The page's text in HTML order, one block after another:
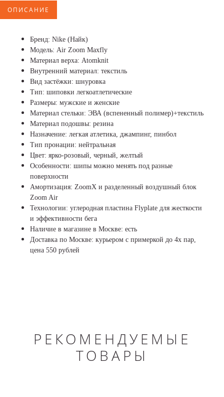
ОПИСАНИЕ
Бренд: Nike (Найк)
Модель: Air Zoom Maxfly
Материал верха: Atomknit
Внутренний материал: текстиль
Вид застёжки: шнуровка
Тип: шиповки легкоатлетические
Размеры: мужские и женские
Материал стельки: ЭВА (вспененный полимер)+текстиль
Материал подошвы: резина
Назначение: легкая атлетика, джампинг, пинбол
Тип пронации: нейтральная
Цвет: ярко-розовый, черный, желтый
Особенности: шипы можно менять под разные
поверхности
Амортизация: ZoomX и разделенный воздушный блок
Zoom Air
Технологии: углеродная пластина Flyplate для жесткости
и эффективности бега
Наличие в магазине в Москве: есть
Доставка по Москве: курьером с примеркой до 4х пар,
цена 550 рублей
РЕКОМЕНДУЕМЫЕ
ТОВАРЫ